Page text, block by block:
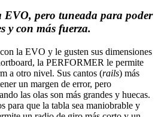
pero tuneada para poder
y con más fuerza.
la EVO y le gusten sus dimensiones
la PERFORMER le permite
a otro nivel. Sus cantos (rails) más
un margen de error, pero
las olas son más grandes y huecas.
para que la tabla sea maniobrable y